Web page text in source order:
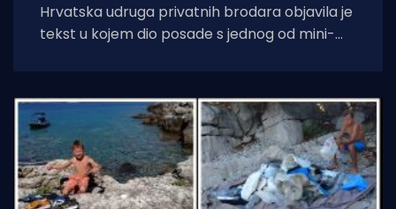
Hrvatska udruga privatnih brodara objavila je
tekst u kojem dio posade s jednog od mini-